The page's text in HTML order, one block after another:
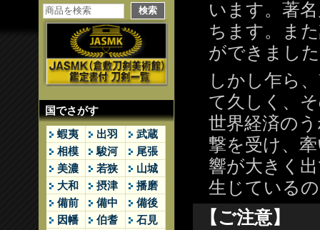
国でさがす
蝦夷
出羽
武蔵
相模
駿河
尾張
美濃
若狭
山城
大和
摂津
播磨
備前
備中
備後
因幡
伯耆
石見
います。著
ちます。ま
ができまし
しかし乍ら
て久しく、
世界経済の
撃を受け、
響が大きく
生じている
【ご注意】